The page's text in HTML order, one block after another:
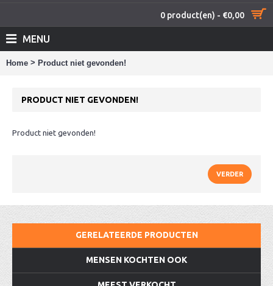
0 product(en) - €0,00
MENU
Home > Product niet gevonden!
PRODUCT NIET GEVONDEN!
Product niet gevonden!
VERDER
GERELATEERDE PRODUCTEN
MENSEN KOCHTEN OOK